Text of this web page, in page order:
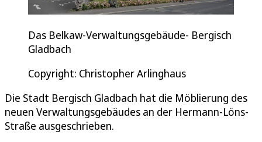
Das Belkaw-Verwaltungsgebäude- Bergisch
Gladbach
Copyright: Christopher Arlinghaus
Die Stadt Bergisch Gladbach hat die Möblierung des
neuen Verwaltungsgebäudes an der Hermann-Löns-
Straße ausgeschrieben.